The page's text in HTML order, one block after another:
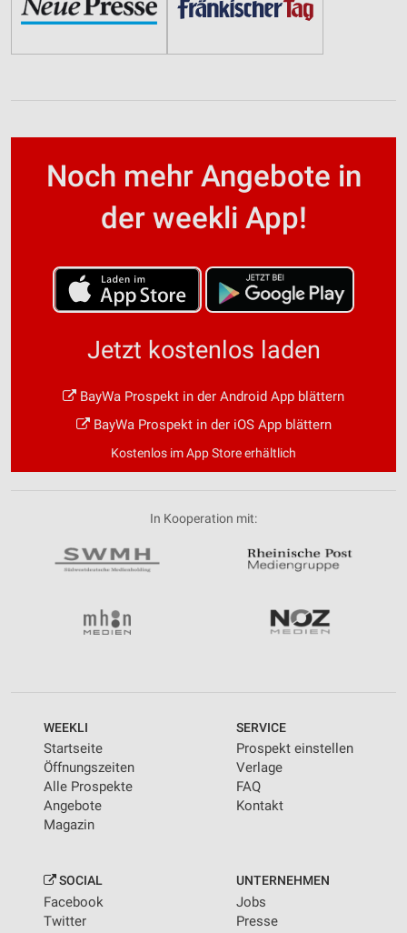
Noch mehr Angebote in
der weekli App!
Jetzt kostenlos laden
BayWa Prospekt in der Android App blättern
BayWa Prospekt in der iOS App blättern
Kostenlos im App Store erhältlich
In Kooperation mit:
WEEKLI
Startseite
Öffnungszeiten
Alle Prospekte
Angebote
Magazin
SERVICE
Prospekt einstellen
Verlage
FAQ
Kontakt
SOCIAL
Facebook
Twitter
UNTERNEHMEN
Jobs
Presse